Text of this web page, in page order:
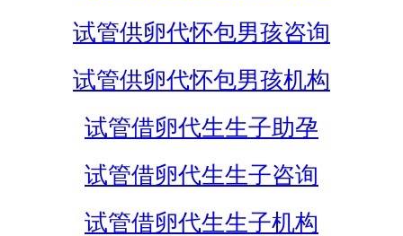
试管供卵代怀包男孩咨询
试管供卵代怀包男孩机构
试管借卵代生生子助孕
试管借卵代生生子咨询
试管借卵代生生子机构